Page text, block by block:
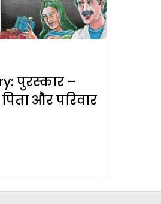
पुरस्कार –
और परिवार